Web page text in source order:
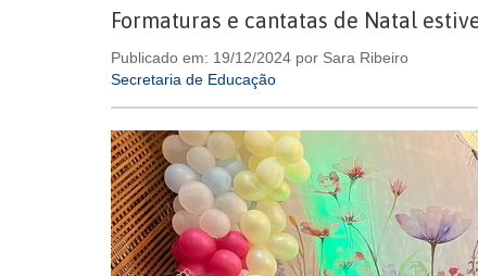
Formaturas e cantatas de Natal
Publicado em: 19/12/2024 por Sara Ribeiro
Secretaria de Educação